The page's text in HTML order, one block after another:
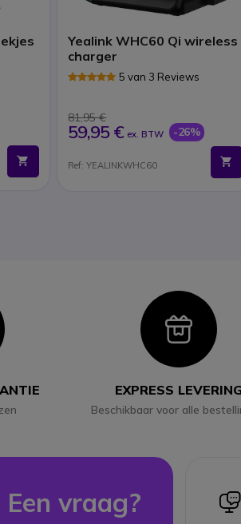
Yealink WHC60 Qi wireless
charger
5 van 3 Reviews
81,95 €
59,95 € ex. BTW -26%
Ref: YEALINKWHC60
Icon
EXPRESS
Beschikbaar voor alle
Een vraag?